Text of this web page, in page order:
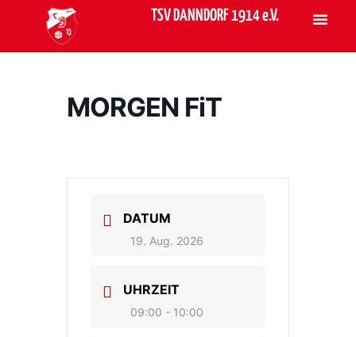
TSV DANNDORF 1914 e.V.
MORGEN FiT
DATUM
19. Aug. 2026
UHRZEIT
09:00 - 10:00